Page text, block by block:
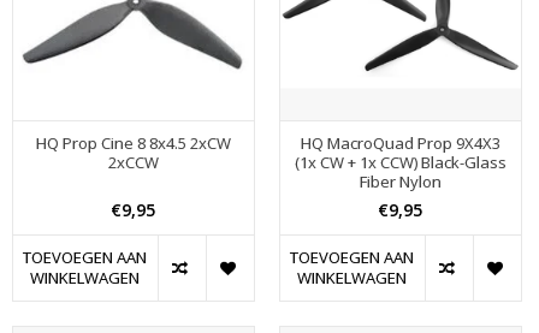
HQ Prop Cine 8 8x4.5 2xCW
2xCCW
€9,95
TOEVOEGEN AAN
WINKELWAGEN
HQ MacroQuad Prop 9X4X3
(1x CW + 1x CCW) Black-Glass
Fiber Nylon
€9,95
TOEVOEGEN AAN
WINKELWAGEN